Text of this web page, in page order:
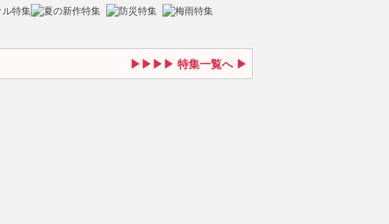
特集一覧へ